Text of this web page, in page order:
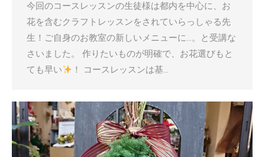
今回のコースレッスンの生徒様は都内を中心に、お
花を含むクラフトレッスンをされていらっしゃる先
生！ご自身のお教室の新しいメニューに…。と受講な
さいました。 作りたいものが明確で、お花選びもと
ても早い
！ コースレッスンは基…